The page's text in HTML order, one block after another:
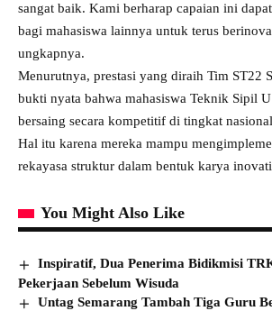
sangat baik. Kami berharap capaian ini
bagi mahasiswa lainnya untuk terus
ungkapnya.
Menurutnya, prestasi yang diraih Tim ST22
bukti nyata bahwa mahasiswa Teknik Sipil
bersaing secara kompetitif di tingkat
Hal itu karena mereka mampu
rekayasa struktur dalam bentuk karya
You Might Also Like
Inspiratif, Dua Penerima Bidikmisi
Pekerjaan Sebelum Wisuda
Untag Semarang Tambah Tiga Guru